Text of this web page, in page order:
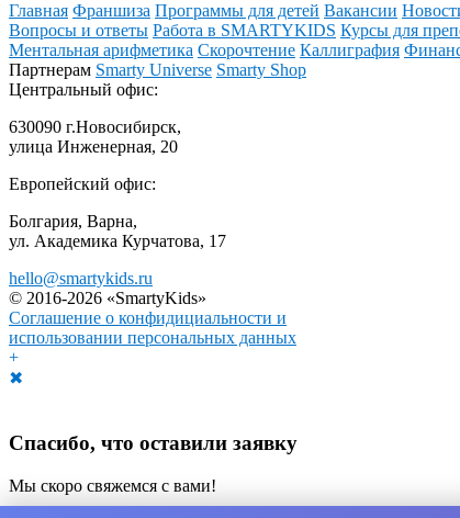
Главная Франшиза Программы для детей Вакансии
Вопросы и ответы Работа в SMARTYKIDS Курсы для
Ментальная арифметика Скорочтение Каллиграфия
Партнерам Smarty Universe Smarty Shop
Центральный офис:
630090 г.Новосибирск,
улица Инженерная, 20
Европейский офис:
Болгария, Варна,
ул. Академика Курчатова, 17
hello@smartykids.ru
© 2016-2026 «SmartyKids»
Соглашение о конфидициальности и
использовании персональных данных
+
✖
Спасибо, что оставили заявку
Мы скоро свяжемся с вами!